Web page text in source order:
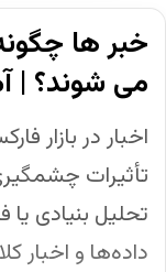
خبر ها
می شوند؟ |
اخبار در بازار
تأثیرات
تحلیل بنیادی یا
داده‌ها و اخبار